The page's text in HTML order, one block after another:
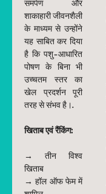
समर्पण और
शाकाहारी जीवनशैली
के माध्यम से उन्होंने
यह साबित कर दिया
है कि पशु-आधारित
पोषण के बिना भी
उच्चतम स्तर का
खेल प्रदर्शन पूरी
तरह से संभव है।.
खिताब एवं रैंकिंग:
→ तीन विश्व
खिताब
→ हॉल ऑफ फेम में